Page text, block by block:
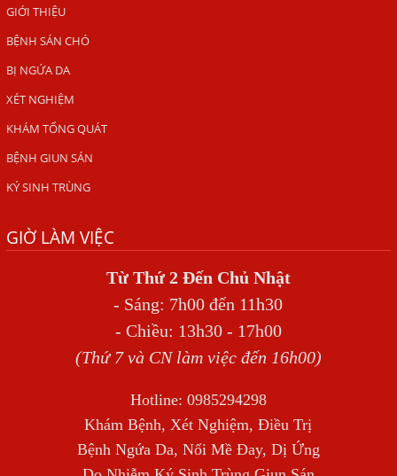
TỔNG QUAN VỀ KÉM HẤP THU THỨC ĂN
HÀ NỘI – NHIỄM BA LOẠI KÝ SINH TRÙNG DO THÓI QUEN
ĂN MỘT MÓN ĂN SÁNG
ẤU TRÙNG SÁN CHÓ DI CHUYỂN QUA DA GÂY NGỨA
VIÊM DA ĐỒNG TIỀN
Tại sao khám bệnh viện da liễu nhiều năm không hết
ngứa?
SÁN TRONG NÃO GÂY RA CÁC TRIỆU CHỨNG NHƯ TÂM
Địa Chỉ Điều Trị Bệnh Sán Dây Uy Tín Tại Hà Nội
TỔNG QUAN VỀ NHIỄM GIUN LƯƠN
Đầu Hàng Vì Trị Nhiều Lần Không Khỏi
NHIỄM TRÙNG NÃO DO AMIP, VIÊM MÀNG NÃO DO AMIP
NGUYÊN PHÁT
GIỚI THIỆU
BỆNH SÁN CHÓ
BỊ NGỨA DA
XÉT NGHIỆM
KHÁM TỔNG QUÁT
BỆNH GIUN SÁN
KÝ SINH TRÙNG
GIỜ LÀM VIỆC
Từ Thứ 2 Đến Chủ Nhật
- Sáng: 7h00 đến 11h30
- Chiều: 13h30 - 17h00
(Thứ 7 và CN làm việc đến 16h00)
Hotline: 0985294298
Khám Bệnh, Xét Nghiệm, Điều Trị
Bệnh Ngứa Da, Nổi Mề Đay, Dị Ứng